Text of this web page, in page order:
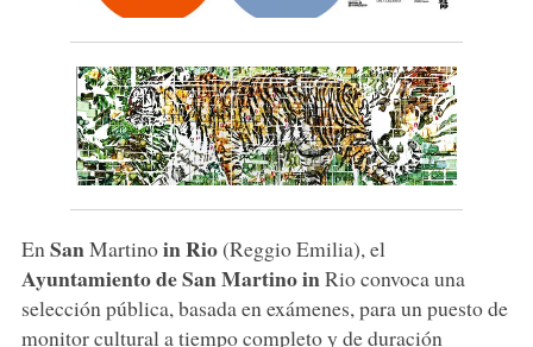
En SanMartinoin Rio(Reggio Emilia), el
Ayuntamiento de San Martino inRio convoca una
selección pública, basada en exámenes, para un puesto de
monitor cultural a tiempo completo y de duración